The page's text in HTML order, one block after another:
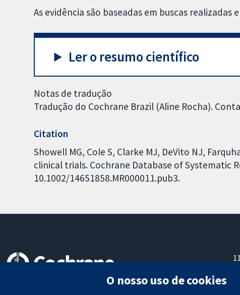
As evidência são baseadas em buscas realizadas
Ler o resumo científico
Notas de tradução
Tradução do Cochrane Brazil (Aline Rocha).
Citation
Showell MG, Cole S, Clarke MJ, DeVito NJ,
clinical trials. Cochrane Database of Systematic
10.1002/14651858.MR000011.pub3.
O nosso uso de cookies